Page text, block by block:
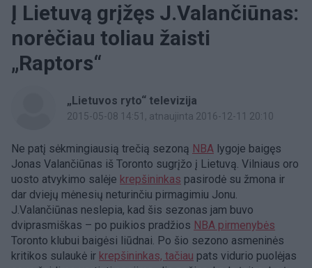
Į Lietuvą grįžęs J.Valančiūnas:
norėčiau toliau žaisti
„Raptors“
„Lietuvos ryto“ televizija
2015-05-08 14:51 , atnaujinta 2016-12-11 20:10
Ne patį sėkmingiausią trečią sezoną NBA lygoje baigęs
Jonas Valančiūnas iš Toronto sugrįžo į Lietuvą. Vilniaus oro
uosto atvykimo salėje krepšininkas pasirodė su žmona ir
dar dviejų mėnesių neturinčiu pirmagimiu Jonu.
J.Valančiūnas neslepia, kad šis sezonas jam buvo
dviprasmiškas – po puikios pradžios NBA pirmenybės
Toronto klubui baigėsi liūdnai. Po šio sezono asmeninės
kritikos sulaukė ir krepšininkas, tačiau pats vidurio puolėjas